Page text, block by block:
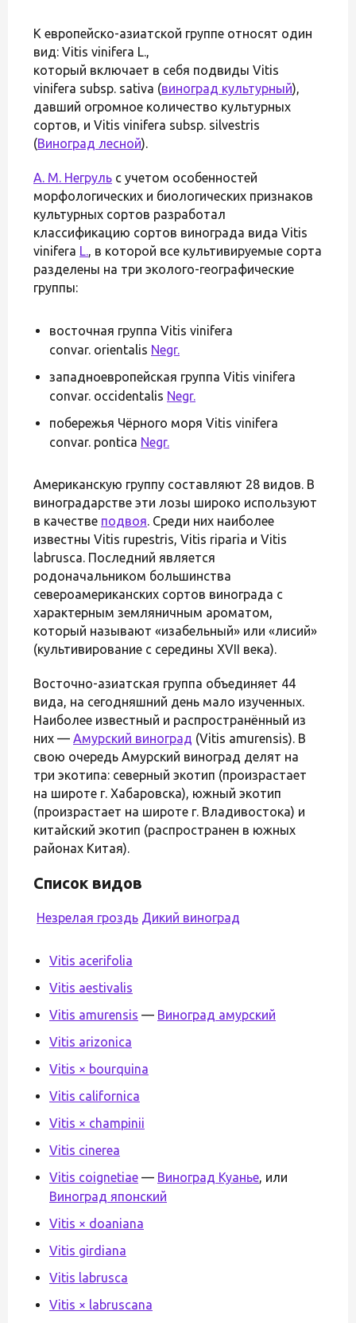
К европейско-азиатской группе относят один
вид: Vitis vinifera L.,
который включает в себя подвиды Vitis
vinifera subsp. sativa (виноград культурный),
давший огромное количество культурных
сортов, и Vitis vinifera subsp. silvestris
(Виноград лесной).
А. М. Негруль с учетом особенностей
морфологических и биологических признаков
культурных сортов разработал
классификацию сортов винограда вида Vitis
vinifera L., в которой все культивируемые сорта
разделены на три эколого-географические
группы:
восточная группа Vitis vinifera
convar. orientalis Negr.
западноевропейская группа Vitis vinifera
convar. occidentalis Negr.
побережья Чёрного моря Vitis vinifera
convar. pontica Negr.
Американскую группу составляют 28 видов. В
виноградарстве эти лозы широко используют
в качестве подвоя. Среди них наиболее
известны Vitis rupestris, Vitis riparia и Vitis
labrusca. Последний является
родоначальником большинства
североамериканских сортов винограда с
характерным земляничным ароматом,
который называют «изабельный» или «лисий»
(культивирование с середины XVII века).
Восточно-азиатская группа объединяет 44
вида, на сегодняшний день мало изученных.
Наиболее известный и распространённый из
них — Амурский виноград (Vitis amurensis). В
свою очередь Амурский виноград делят на
три экотипа: северный экотип (произрастает
на широте г. Хабаровска), южный экотип
(произрастает на широте г. Владивостока) и
китайский экотип (распространен в южных
районах Китая).
Список видов
Незрелая гроздь Дикий виноград
Vitis acerifolia
Vitis aestivalis
Vitis amurensis — Виноград амурский
Vitis arizonica
Vitis × bourquina
Vitis californica
Vitis × champinii
Vitis cinerea
Vitis coignetiae — Виноград Куанье, или
Виноград японский
Vitis × doaniana
Vitis girdiana
Vitis labrusca
Vitis × labruscana